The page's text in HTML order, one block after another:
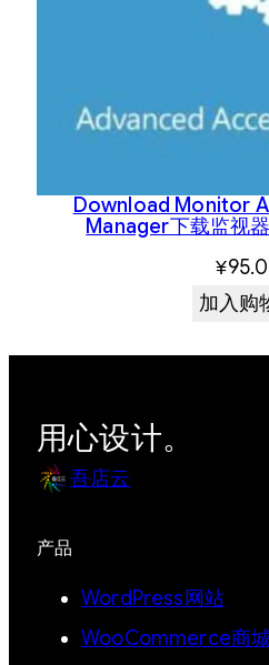
Download Monitor
Manager下载监视
¥
加入购
用心设计。
吾店云
产品
WordPress网站
WooCommerce商